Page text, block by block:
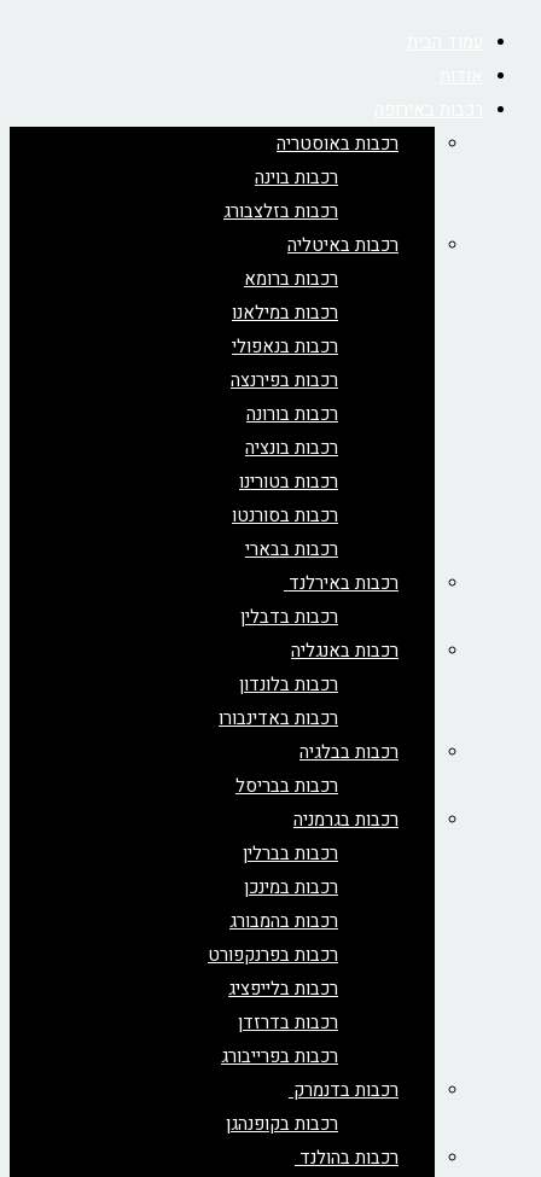
רכבות באוסטריה
רכבות בוינה
רכבות בזלצבורג
רכבות באיטליה
רכבות ברומא
רכבות במילאנו
רכבות בנאפולי
רכבות בפירנצה
רכבות בורונה
רכבות בונציה
רכבות בטורינו
רכבות בסורנטו
רכבות בבארי
רכבות באירלנד
רכבות בדבלין
רכבות באנגליה
רכבות בלונדון
רכבות באדינבורו
רכבות בבלגיה
רכבות בבריסל
רכבות בגרמניה
רכבות בברלין
רכבות במינכן
רכבות בהמבורג
רכבות בפרנקפורט
רכבות בלייפציג
רכבות בדרזדן
רכבות בפרייבורג
רכבות בדנמרק
רכבות בקופנהגן
רכבות בהולנד